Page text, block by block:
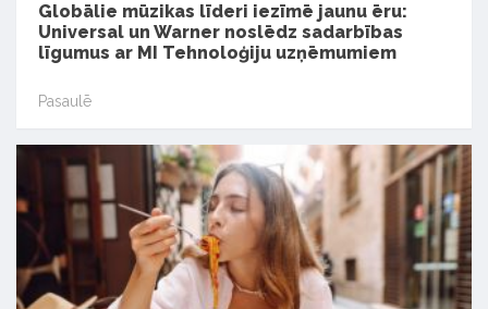
Globālie mūzikas līderi iezīmē jaunu ēru:
Universal un Warner noslēdz sadarbības
līgumus ar MI Tehnoloģiju uzņēmumiem
Pasaulē